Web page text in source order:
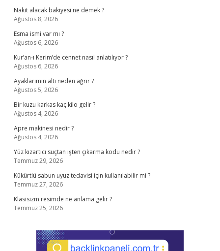
Nakit alacak bakiyesi ne demek ?
Ağustos 8, 2026
Esma ismi var mı ?
Ağustos 6, 2026
Kur’an-ı Kerim’de cennet nasıl anlatılıyor ?
Ağustos 6, 2026
Ayaklarımın altı neden ağrır ?
Ağustos 5, 2026
Bir kuzu karkas kaç kilo gelir ?
Ağustos 4, 2026
Apre makinesi nedir ?
Ağustos 4, 2026
Yüz kızartıcı suçtan işten çıkarma kodu nedir ?
Temmuz 29, 2026
Kükürtlü sabun uyuz tedavisi için kullanılabilir mi ?
Temmuz 27, 2026
Klasisizm resimde ne anlama gelir ?
Temmuz 25, 2026